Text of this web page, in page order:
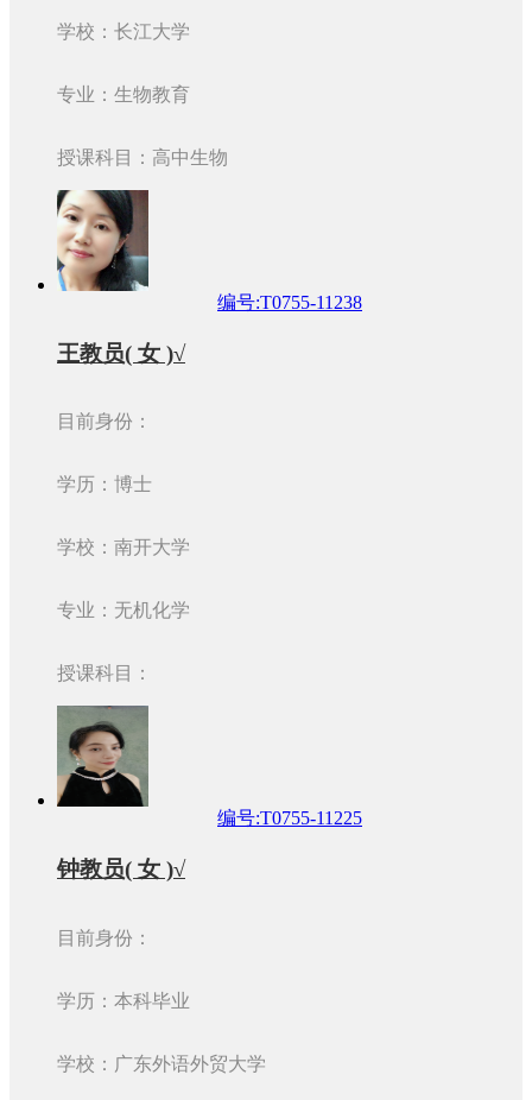
学校：长江大学
专业：生物教育
授课科目：高中生物
编号:T0755-11238
王教员( 女 )√
目前身份：
学历：博士
学校：南开大学
专业：无机化学
授课科目：
编号:T0755-11225
钟教员( 女 )√
目前身份：
学历：本科毕业
学校：广东外语外贸大学